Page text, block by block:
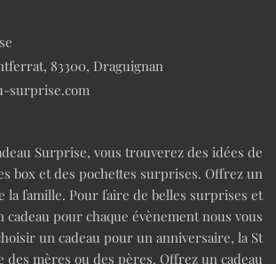
83300, Draguignan
surprise.com
Surprise, vous trouverez des idées de
box et des pochettes surprises. Offrez un
la famille. Pour faire de belles surprises et
pour chaque évènement nous vous
un cadeau pour un anniversaire, la St
des mères ou des pères. Offrez un cadeau